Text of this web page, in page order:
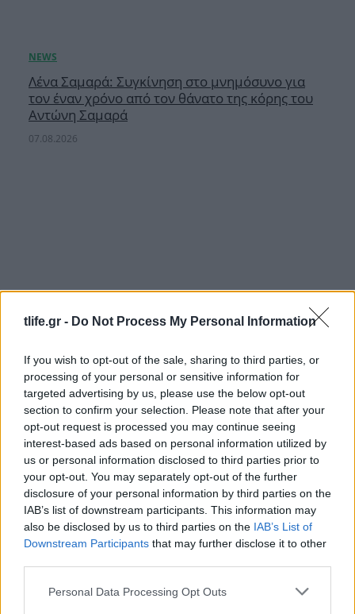
tlife.gr - Do Not Process My Personal Information
If you wish to opt-out of the sale, sharing to third parties, or
processing of your personal or sensitive information for
targeted advertising by us, please use the below opt-out
section to confirm your selection. Please note that after your
opt-out request is processed you may continue seeing
interest-based ads based on personal information utilized by
us or personal information disclosed to third parties prior to
your opt-out. You may separately opt-out of the further
disclosure of your personal information by third parties on the
IAB’s list of downstream participants. This information may
also be disclosed by us to third parties on the IAB’s List of
Downstream Participants that may further disclose it to other
Please note that this website/app uses one or more Google
Personal Data Processing Opt Outs
Λένα Σαμαρά: Συγκίνηση στο μνημόσυνο για
τον έναν χρόνο από τον θάνατο της κόρης του
Αντώνη Σαμαρά
07.08.2026
Τατιάνα Στεφανίδου: Διακοπές στο Ιόνιο με τον
Νίκο Ευαγγελάτο και τον γιο τους – Οι
μαγευτικές εικόνες από την Κεφαλονιά
07.08.2026